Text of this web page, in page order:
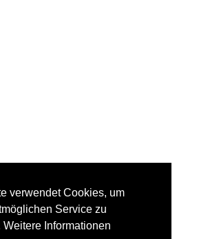
verwendet Cookies, um
Service zu
Informationen